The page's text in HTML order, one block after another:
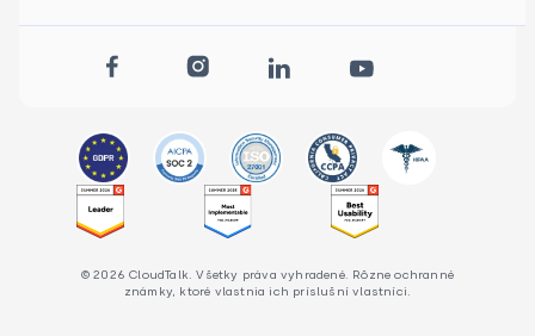
© 2026 CloudTalk. Všetky práva vyhradené. Rôzne ochranné
známky, ktoré vlastnia ich príslušní vlastníci.